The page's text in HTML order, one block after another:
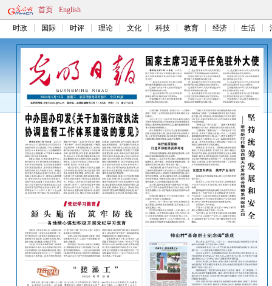
首页 English
时政 国际 时评 理论 文化 科技 教育 经济 生活